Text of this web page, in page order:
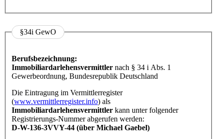
§34i GewO
Berufsbezeichnung:
Immobiliardarlehensvermittler nach § 34 i Abs. 1
Gewerbeordnung, Bundesrepublik Deutschland
Die Eintragung im Vermittlerregister
(www.vermittlerregister.info) als
Immobiliardarlehensvermittler kann unter folgender
Registrierungs-Nummer abgerufen werden:
D-W-136-3VVY-44 (über Michael Gaebel)